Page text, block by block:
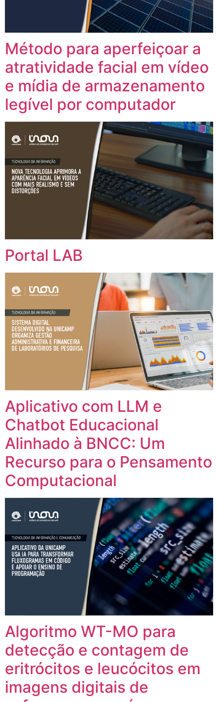
Método para aperfeiçoar a
atratividade facial em vídeo
e mídia de armazenamento
legível por computador
Portal LAB
Aplicativo com LLM e
Chatbot Educacional
Alinhado à BNCC: Um
Recurso para o Pensamento
Computacional
Algoritmo WT-MO para
detecção e contagem de
eritrócitos e leucócitos em
imagens digitais de